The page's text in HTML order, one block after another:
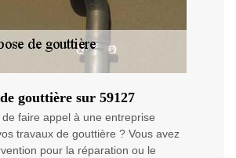
gouttière sur 59127
faire appel à une entreprise
travaux de gouttière ? Vous avez
pour la réparation ou le